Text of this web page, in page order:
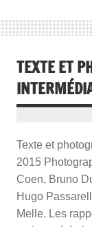
TEXTE ET
Texte et
2015
Coen, Bruno
Hugo
Melle. Les